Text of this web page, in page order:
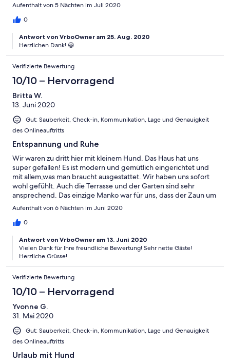
Aufenthalt von 5 Nächten im Juli 2020
0
Antwort von VrboOwner am 25. Aug. 2020
Herzlichen Dank! 😃
Verifizierte Bewertung
10/10 – Hervorragend
Britta W.
13. Juni 2020
Gut: Sauberkeit, Check-in, Kommunikation, Lage und Genauigkeit
des Onlineauftritts
Entspannung und Ruhe
Wir waren zu dritt hier mit kleinem Hund. Das Haus hat uns
super gefallen! Es ist modern und gemütlich eingerichtet und
mit allem,was man braucht ausgestattet. Wir haben uns sofort
wohl gefühlt. Auch die Terrasse und der Garten sind sehr
ansprechend. Das einzige Manko war für uns, dass der Zaun um
den Garten für unseren 5,5kg Hund leider nicht dicht war und
war im Online Inserat leider nicht ersichtlich. Leute ohne Hund
Zaun durchkommt, haben dieses Problem natürlich nicht,
deshalb trotzdem 5 Sterne. Die Umgebung bietet viel schöne
Natur. Wir waren am liebsten wandern Richtung Liepnitzsee.
Aufenthalt von 6 Nächten im Juni 2020
0
Antwort von VrboOwner am 13. Juni 2020
Vielen Dank für Ihre freundliche Bewertung! Sehr nette Gäste!
Herzliche Grüsse!
Verifizierte Bewertung
10/10 – Hervorragend
Yvonne G.
31. Mai 2020
Gut: Sauberkeit, Check-in, Kommunikation, Lage und Genauigkeit
des Onlineauftritts
Urlaub mit Hund